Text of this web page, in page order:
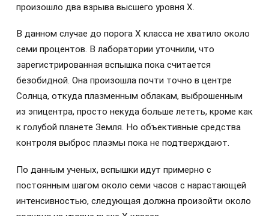
произошло два взрыва высшего уровня X.
В данном случае до порога X класса не хватило около
семи процентов. В лаборатории уточнили, что
зарегистрированная вспышка пока считается
безобидной. Она произошла почти точно в центре
Солнца, откуда плазменным облакам, выброшенным
из эпицентра, просто некуда больше лететь, кроме как
к голубой планете Земля. Но объективные средства
контроля выброс плазмы пока не подтверждают.
По данным ученых, вспышки идут примерно с
постоянным шагом около семи часов с нарастающей
интенсивностью, следующая должна произойти около